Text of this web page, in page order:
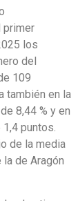
primer
los
del
109
también en la
8,44 % y en
puntos.
de la media
la de Aragón